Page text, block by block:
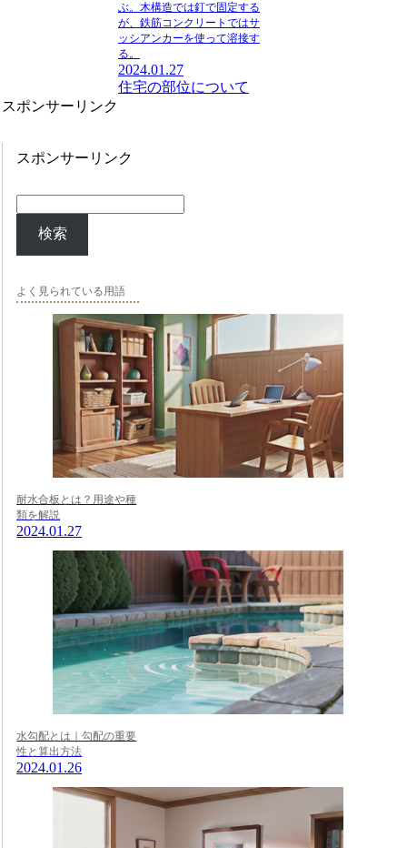
ぶ。木構造では釘で固定する
が、鉄筋コンクリートではサ
ッシアンカーを使って溶接す
る。
2024.01.27
住宅の部位について
スポンサーリンク
スポンサーリンク
検索
よく見られている用語
耐水合板とは？用途や種
類を解説
2024.01.27
水勾配とは｜勾配の重要
性と算出方法
2024.01.26